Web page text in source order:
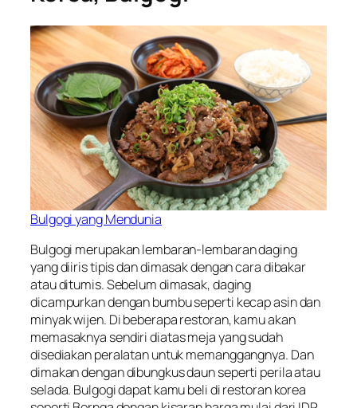
Bulgogi yang Mendunia
Bulgogi merupakan lembaran-lembaran daging
yang diiris tipis dan dimasak dengan cara dibakar
atau ditumis. Sebelum dimasak, daging
dicampurkan dengan bumbu seperti kecap asin dan
minyak wijen. Di beberapa restoran, kamu akan
memasaknya sendiri diatas meja yang sudah
disediakan peralatan untuk memanggangnya. Dan
dimakan dengan dibungkus daun seperti perila atau
selada. Bulgogi dapat kamu beli di restoran korea